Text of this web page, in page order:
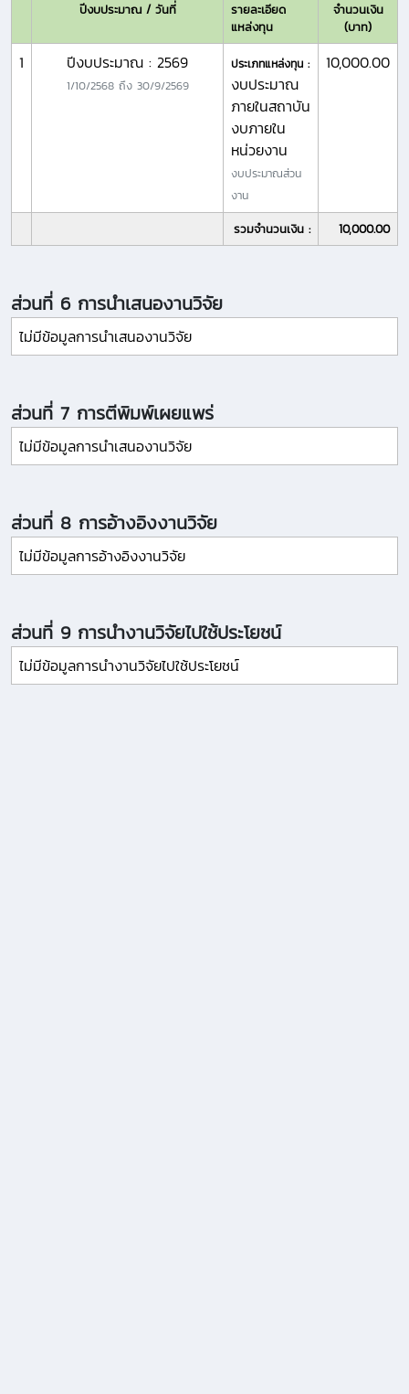
ปีงบประมาณ / วันที่
รายละเอียด
แหล่งทุน
จำนวนเงิน
(บาท)
1 ปีงบประมาณ : 2569
1/10/2568ถึง 30/9/2569
ประเภทแหล่งทุน :
งบประมาณ
ภายในสถาบัน
งบภายใน
หน่วยงาน
งบประมาณส่วน
งาน
10,000.00
รวมจำนวนเงิน : 10,000.00
ส่วนที่ 6 การนำเสนองานวิจัย
ไม่มีข้อมูลการนำเสนองานวิจัย
ส่วนที่ 7 การตีพิมพ์เผยแพร่
ไม่มีข้อมูลการนำเสนองานวิจัย
ส่วนที่ 8 การอ้างอิงงานวิจัย
ไม่มีข้อมูลการอ้างอิงงานวิจัย
ส่วนที่ 9 การนำงานวิจัยไปใช้ประโยชน์
ไม่มีข้อมูลการนำงานวิจัยไปใช้ประโยชน์